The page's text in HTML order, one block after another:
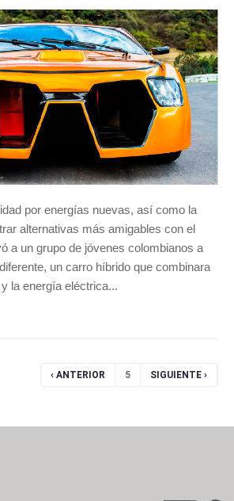
por energías nuevas, así como la
alternativas más amigables con el
a un grupo de jóvenes colombianos a
un carro híbrido que combinara
la energía eléctrica...
‹ ANTERIOR 5 SIGUIENTE ›